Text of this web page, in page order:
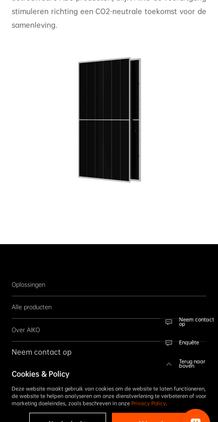
stimuleren richting een CO2-neutrale toekomst voor de
samenleving.
Oplossingen
Alle producten
Over AIKO
Neem contact op
Volg ons
Aanmelden
Cookies & Policy
Deze website maakt gebruik van cookies om de website te laten functioneren,
de website te helpen analyseren om onze dienstverlening te verbeteren of voor
marketing doeleindes, zoals beschreven in onze Privacy Policy.
Neem contact
op
Enquête
Terug naar
boven